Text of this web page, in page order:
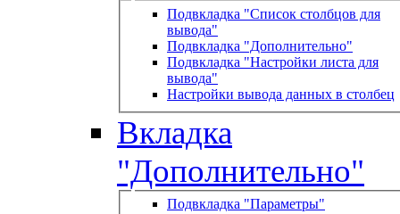
Подвкладка "Список столбцов для
вывода"
Подвкладка "Дополнительно"
Подвкладка "Настройки листа для
вывода"
Настройки вывода данных в столбец
Вкладка
"Дополнительно"
Подвкладка "Параметры"